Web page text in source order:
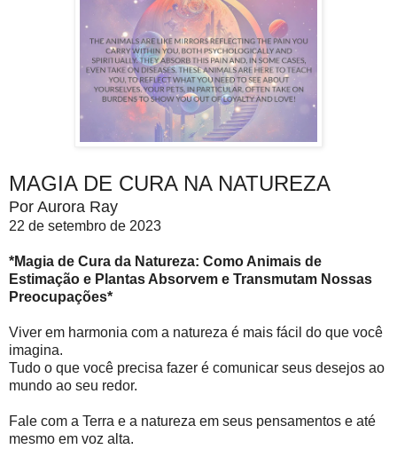
MAGIA DE CURA NA NATUREZA
Por Aurora Ray
22 de setembro de 2023
*Magia de Cura da Natureza: Como Animais de
Estimação e Plantas Absorvem e Transmutam Nossas
Preocupações*
Viver em harmonia com a natureza é mais fácil do que você
imagina.
Tudo o que você precisa fazer é comunicar seus desejos ao
mundo ao seu redor.
Fale com a Terra e a natureza em seus pensamentos e até
mesmo em voz alta.